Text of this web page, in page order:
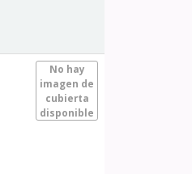
No hay
imagen de
cubierta
disponible